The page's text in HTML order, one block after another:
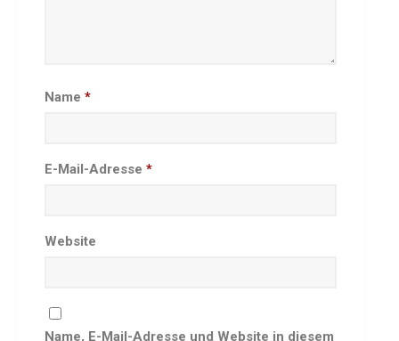
Name *
E-Mail-Adresse *
Website
Name, E-Mail-Adresse und Website in diesem